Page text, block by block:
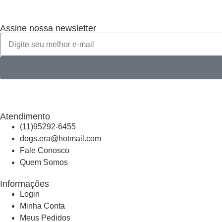
Assine nossa newsletter
Atendimento
(11)95292-6455
dogs.era@hotmail.com
Fale Conosco
Quem Somos
Informações
Login
Minha Conta
Meus Pedidos